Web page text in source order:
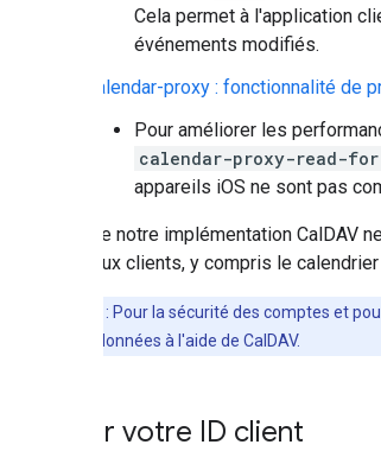
Cela permet à l'application
événements modifiés.
calendar-proxy : fonctionnalité de
Pour améliorer les
calendar-proxy-read-for
appareils iOS ne sont pas
Bien que notre implémentation
nombreux clients, y compris le
: Pour la sécurité des comptes et
accèdent aux données à l'aide de CalDAV.
Créer votre ID client